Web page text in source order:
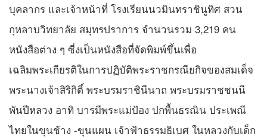
บุคลากร และเจ้าหน้าที่ โรงเรียนนวมินทราชินูทิศ สวน
กุหลาบวิทยาลัย สมุทรปราการ จำนวนรวม 3,219 คน
หนังสือต่าง ๆ ซี่งเป็นหนังสือที่จัดพิมพ์ขึ้นเพื่อ
เฉลิมพระเกียรติในการปฏิบัติพระราชกรณียกิจของสมเด็จ
พระนางเจ้าสิริกิติ์ พระบรมราชินีนาถ พระบรมราชชนนี
พันปีหลวง อาทิ บารมีพระแม่ป้อง ปกพื้นธรณิน ประเพณี
ไทยในขุนช้าง -ขุนแผน เจ้าฟ้าธรรมธิเบศ ในหลวงกับเด็ก